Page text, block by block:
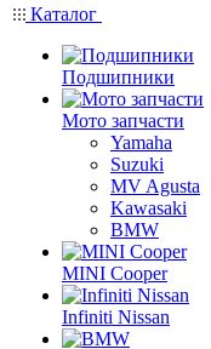
Каталог
Подшипники
Мото запчасти
Yamaha
Suzuki
MV Agusta
Kawasaki
BMW
MINI Cooper
Infiniti Nissan